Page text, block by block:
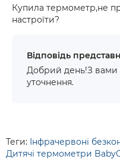
Купила термометр,не
настроїти?
Відповідь
Добрий день!З вами
уточнення.
Теги: Інфрачервоні
Дитячі термометри